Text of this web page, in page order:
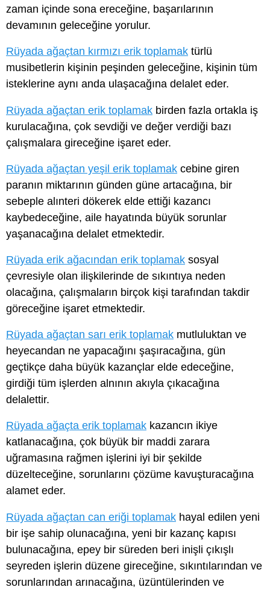
zaman içinde sona ereceğine, başarılarının
devamının geleceğine yorulur.
Rüyada ağaçtan kırmızı erik toplamak türlü
musibetlerin kişinin peşinden geleceğine, kişinin tüm
isteklerine aynı anda ulaşacağına delalet eder.
Rüyada ağaçtan erik toplamak birden fazla ortakla iş
kurulacağına, çok sevdiği ve değer verdiği bazı
çalışmalara gireceğine işaret eder.
Rüyada ağaçtan yeşil erik toplamak cebine giren
paranın miktarının günden güne artacağına, bir
sebeple alınteri dökerek elde ettiği kazancı
kaybedeceğine, aile hayatında büyük sorunlar
yaşanacağına delalet etmektedir.
Rüyada erik ağacından erik toplamak sosyal
çevresiyle olan ilişkilerinde de sıkıntıya neden
olacağına, çalışmaların birçok kişi tarafından takdir
göreceğine işaret etmektedir.
Rüyada ağaçtan sarı erik toplamak mutluluktan ve
heyecandan ne yapacağını şaşıracağına, gün
geçtikçe daha büyük kazançlar elde edeceğine,
girdiği tüm işlerden alnının akıyla çıkacağına
delalettir.
Rüyada ağaçta erik toplamak kazancın ikiye
katlanacağına, çok büyük bir maddi zarara
uğramasına rağmen işlerini iyi bir şekilde
düzelteceğine, sorunlarını çözüme kavuşturacağına
alamet eder.
Rüyada ağaçtan can eriği toplamak hayal edilen yeni
bir işe sahip olunacağına, yeni bir kazanç kapısı
bulunacağına, epey bir süreden beri inişli çıkışlı
seyreden işlerin düzene gireceğine, sıkıntılarından ve
sorunlarından arınacağına, üzüntülerinden ve